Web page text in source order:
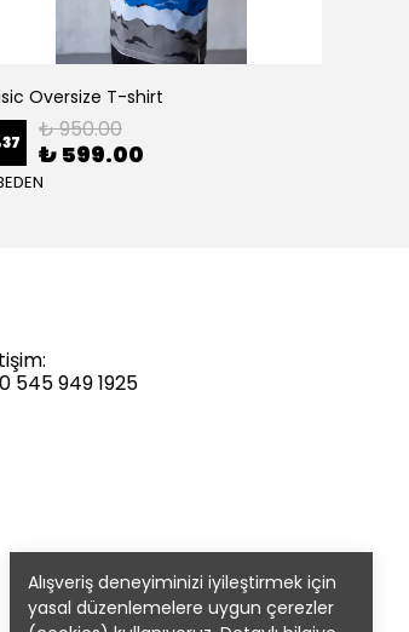
Alışveriş deneyiminizi iyileştirmek için
yasal düzenlemelere uygun çerezler
Oversize T-shirt
37 ₺ 950.00
₺ 599.00
545 949 1925